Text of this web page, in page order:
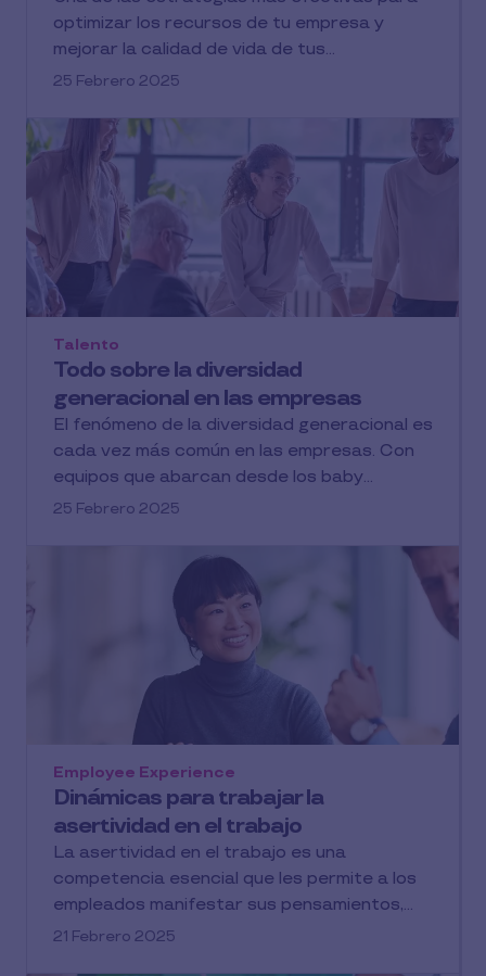
optimizar los recursos de tu empresa y
mejorar la calidad de vida de tus...
25 Febrero 2025
Todo sobre la diversidad
generacional en las empresas
Talento
El fenómeno de la diversidad generacional es
cada vez más común en las empresas. Con
equipos que abarcan desde los baby...
25 Febrero 2025
Dinámicas para trabajar la
asertividad en el trabajo
Employee Experience
La asertividad en el trabajo es una
competencia esencial que les permite a los
empleados manifestar sus pensamientos,...
21 Febrero 2025